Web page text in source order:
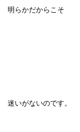
明らかだからこそ
迷いがないのです。